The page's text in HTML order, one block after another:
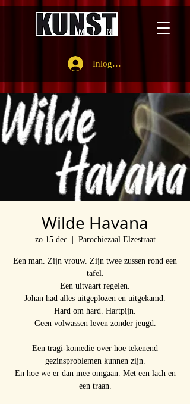
Inloggen
Wilde Havana
zo 15 dec
  |
Parochiezaal Elzestraat
Een man. Zijn vrouw. Zijn twee zussen rond een
tafel.
Een uitvaart regelen.
Johan had alles uitgeplozen en uitgekamd.
Hard om hard. Hartpijn.
Geen volwassen leven zonder jeugd.
Een tragi-komedie over hoe tekenend
gezinsproblemen kunnen zijn.
En hoe we er dan mee omgaan. Met een lach en
een traan.